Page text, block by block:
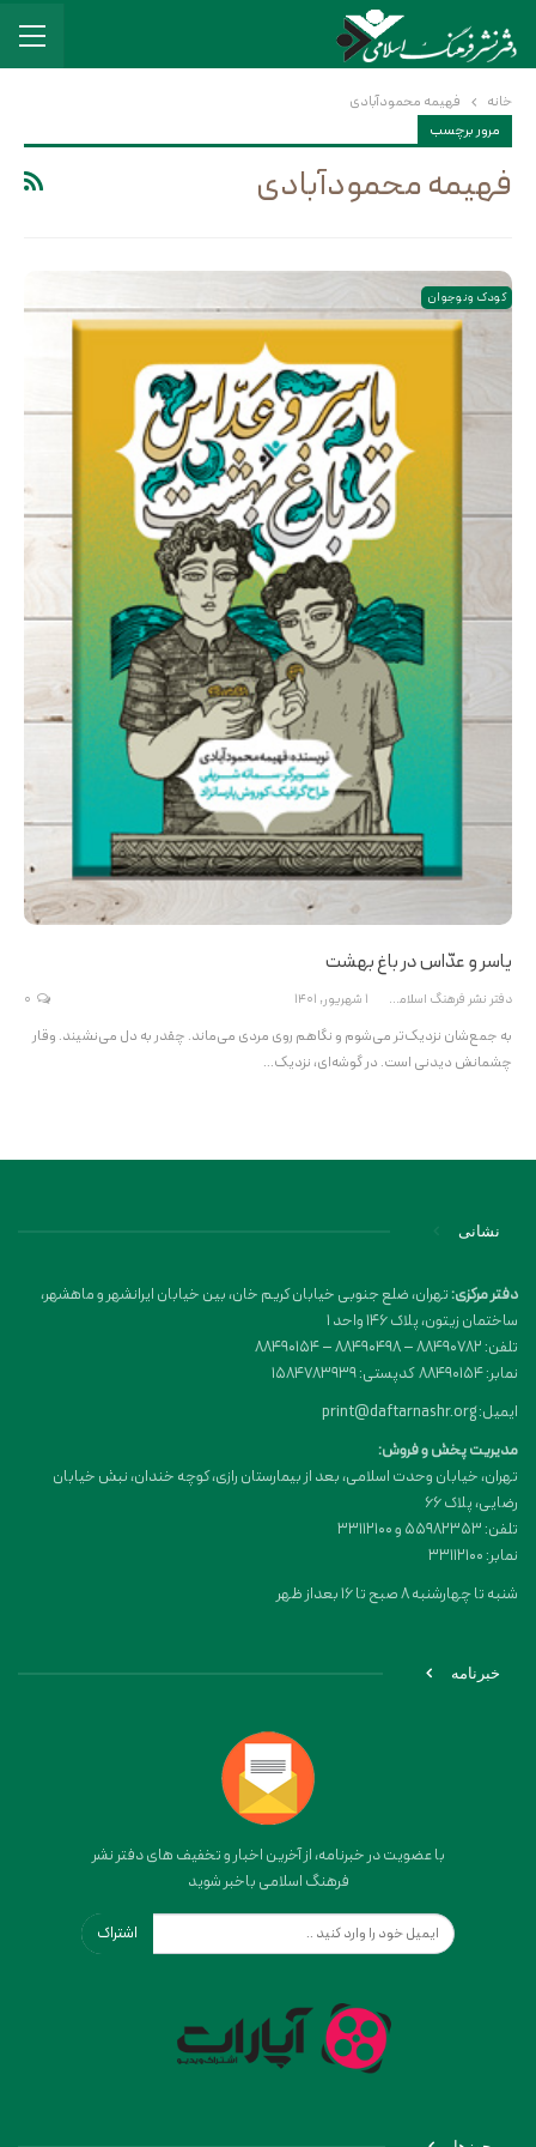
خانه
فهیمه محمودآبادی
مرور برچسب
فهیمه محمودآبادی
کودک و نوجوان
یاسر و عدّاس در باغ بهشت
دفتر نشر فرهنگ اسلامی 1 شهریور, 1401
به جمع‌شان نزدیک‌تر می‌شوم و نگاهم روی مردی می‌ماند. چقدر به دل می‌نشیند. وقار
چشمانش دیدنی است. در گوشه‌ای، نزدیک…
نشانی
دفتر مرکزی:تهران، ضلع جنوبی خیابان کریم خان، بین خیابان ایرانشهر و ماهشهر،
ساختمان زیتون، پلاک 146 واحد 1
تلفن: 88490782 – 88490498 – 88490154
نمابر: 88490154 کدپستی: 1584783939
ایمیل: print@daftarnashr.org
مدیریت پخش و فروش:
تهران، خیابان وحدت اسلامی، بعد از بیمارستان رازی، کوچه خندان، نبش خیابان
رضایی، پلاک ۶۶
تلفن: 55982353 و 33112100
نمابر: 33112100
شنبه تا چهارشنبه 8 صبح تا 16 بعداز ظهر
خبرنامه
با عضویت در خبرنامه، از آخرین اخبار و تخفیف های دفتر نشر
فرهنگ اسلامی باخبر شوید
اشتراک